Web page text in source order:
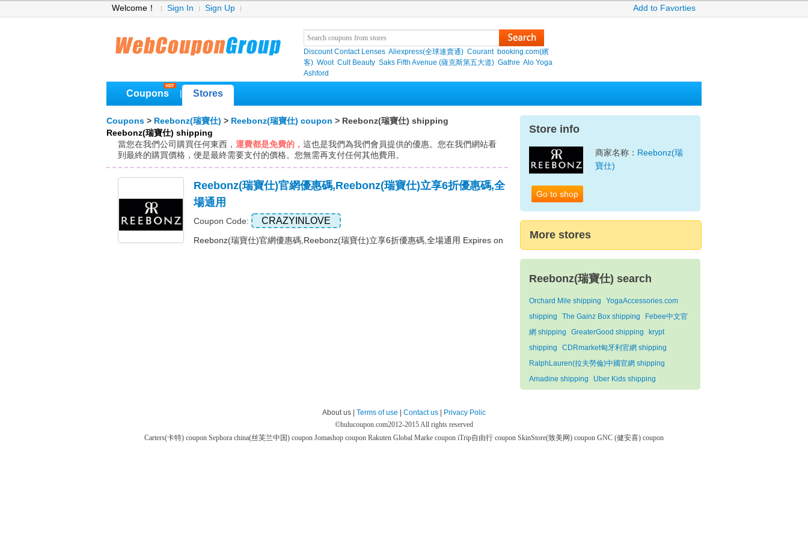
Welcome！ Sign In Sign Up Add to Favorties
Discount Contact Lenses Aliexpress(全球速賣通) Courant booking.com(繽
客) Woot Cult Beauty Saks Fifth Avenue (薩克斯第五大道) Gathre Alo Yoga
Ashford
Coupons Stores
Coupons > Reebonz(瑞寶仕) > Reebonz(瑞寶仕) coupon > Reebonz(瑞寶仕) shipping
Reebonz(瑞寶仕) shipping
當您在我們公司購買任何東西， 運費都是免費的， 這也是我們為我們會員提供的優惠。您在我們網站看
到最終的購買價格，便是最終需要支付的價格。您無需再支付任何其他費用。
Reebonz(瑞寶仕)官網優惠碼,Reebonz(瑞寶仕)立享6折優惠碼,全
場通用
Coupon Code: CRAZYINLOVE
Reebonz(瑞寶仕)官網優惠碼,Reebonz(瑞寶仕)立享6折優惠碼,全場通用 Expires on
Store info
Go to shop
商家名称： Reebonz(瑞
寶仕)
More stores
Reebonz(瑞寶仕) search
Orchard Mile shipping
YogaAccessories.com
shipping
The Gainz Box shipping
Febee中文官
網 shipping
GreaterGood shipping
krypt
shipping
CDRmarket匈牙利官網 shipping
RalphLauren(拉夫勞倫)中國官網 shipping
Amadine shipping
Uber Kids shipping
About us | Terms of use Contact us
Privacy Polic
©hulucoupon.com2012-2015 All rights reserved
Carters(卡特) coupon Sephora china(丝芙兰中国) coupon Jomashop coupon Rakuten Global Marke coupon iTrip自由行 coupon SkinStore(致美网) coupon GNC (健安喜) coupon